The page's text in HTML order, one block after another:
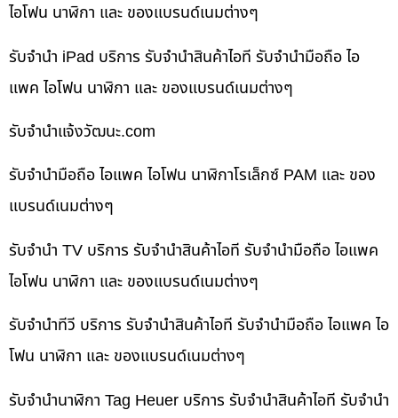
ไอโฟน นาฬิกา และ ของแบรนด์เนมต่างๆ
รับจำนำ iPad บริการ รับจำนำสินค้าไอที รับจำนำมือถือ ไอ
แพค ไอโฟน นาฬิกา และ ของแบรนด์เนมต่างๆ
รับจํานําแจ้งวัฒนะ.com
รับจำนำมือถือ ไอแพค ไอโฟน นาฬิกาโรเล็กซ์ PAM และ ของ
แบรนด์เนมต่างๆ
รับจำนำ TV บริการ รับจำนำสินค้าไอที รับจำนำมือถือ ไอแพค
ไอโฟน นาฬิกา และ ของแบรนด์เนมต่างๆ
รับจำนำทีวี บริการ รับจำนำสินค้าไอที รับจำนำมือถือ ไอแพค ไอ
โฟน นาฬิกา และ ของแบรนด์เนมต่างๆ
รับจำนำนาฬิกา Tag Heuer บริการ รับจำนำสินค้าไอที รับจำนำ